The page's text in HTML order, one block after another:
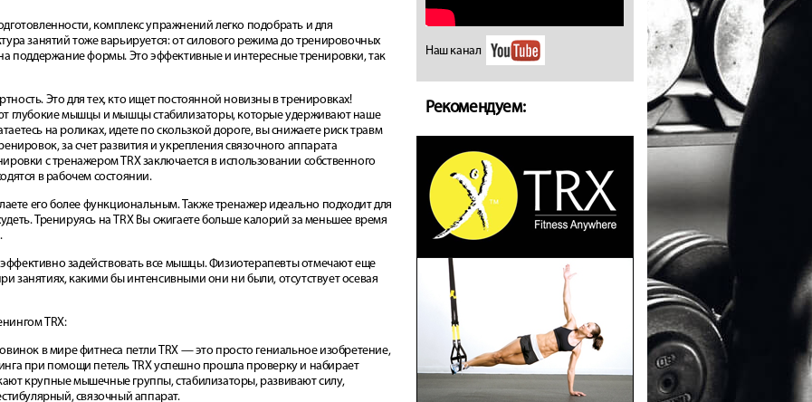
комплекс упражнений легко подобрать и для
занятий тоже варьируется: от силового режима до тренировочных
поддержание формы. Это эффективные и интересные тренировки, так
Это для тех, кто ищет постоянной новизны в тренировках!
глубокие мышцы и мышцы стабилизаторы, которые удерживают наше
на роликах, идете по скользкой дороге, вы снижаете риск травм
за счет развития и укрепления связочного аппарата
с тренажером TRX заключается в использовании собственного
в рабочем состоянии.
его более функциональным. Также тренажер идеально подходит для
Тренируясь на TRX Вы сжигаете больше калорий за меньшее время
эффективно задействовать все мышцы. Физиотерапевты отмечают еще
занятиях, какими бы интенсивными они ни были, отсутствует осевая
TRX:
в мире фитнеса петли TRX — это просто гениальное изобретение,
при помощи петель TRX успешно прошла проверку и набирает
крупные мышечные группы, стабилизаторы, развивают силу,
связочный аппарат.
Наш канал
Рекомендуем: